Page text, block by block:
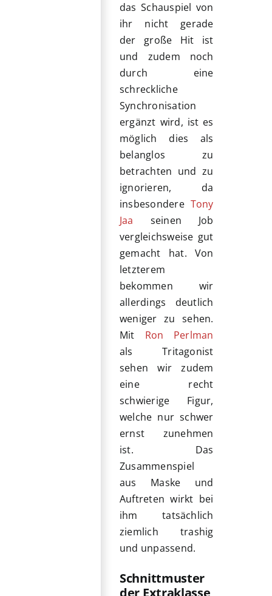
das Schauspiel von
ihr nicht gerade
der große Hit ist
und zudem noch
durch eine
schreckliche
Synchronisation
ergänzt wird, ist es
möglich dies als
belanglos zu
betrachten und zu
ignorieren, da
insbesondere Tony
Jaa seinen Job
vergleichsweise gut
gemacht hat. Von
letzterem
bekommen wir
allerdings deutlich
weniger zu sehen.
Mit Ron Perlman
als Tritagonist
sehen wir zudem
eine recht
schwierige Figur,
welche nur schwer
ernst zunehmen
ist. Das
Zusammenspiel
aus Maske und
Auftreten wirkt bei
ihm tatsächlich
ziemlich trashig
und unpassend.
Schnittmuster